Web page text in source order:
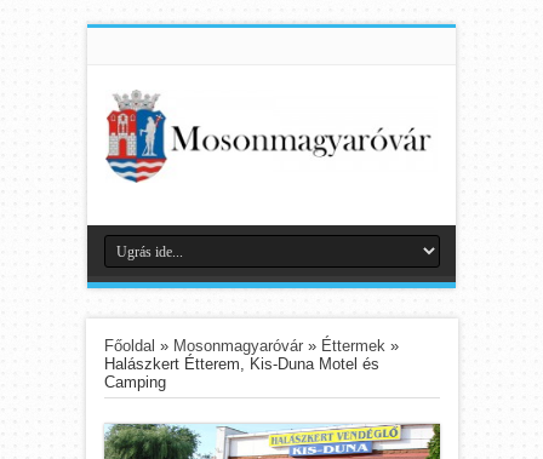
Főoldal » Mosonmagyaróvár» Éttermek »
Halászkert Étterem, Kis-Duna Motel és
Camping